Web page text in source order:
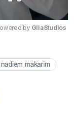
by GliaStudios
makarim